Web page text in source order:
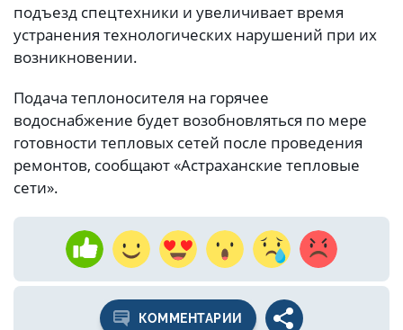
подъезд спецтехники и увеличивает время
устранения технологических нарушений при их
возникновении.
Подача теплоносителя на горячее
водоснабжение будет возобновляться по мере
готовности тепловых сетей после проведения
ремонтов, сообщают «Астраханские тепловые
сети».
КОММЕНТАРИИ